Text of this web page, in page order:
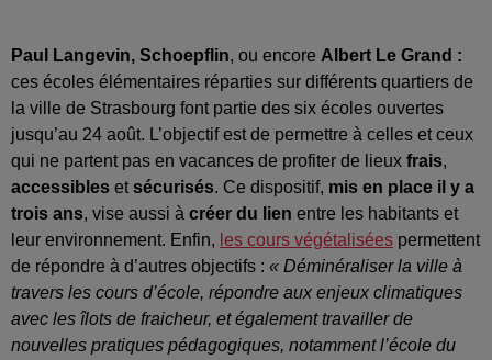
Paul Langevin, Schoepflin, ou encore Albert Le Grand :
ces écoles élémentaires réparties sur différents quartiers de
la ville de Strasbourg font partie des six écoles ouvertes
jusqu’au 24 août. L’objectif est de permettre à celles et ceux
qui ne partent pas en vacances de profiter de lieux frais,
accessibles etsécurisés. Ce dispositif, mis en place il y a
trois ans, vise aussi à créer du lien entre les habitants et
leur environnement. Enfin, les cours végétalisées permettent
de répondre à d’autres objectifs : « Déminéraliser la ville à
travers les cours d’école, répondre aux enjeux climatiques
avec les îlots de fraicheur, et également travailler de
nouvelles pratiques pédagogiques, notamment l’école du